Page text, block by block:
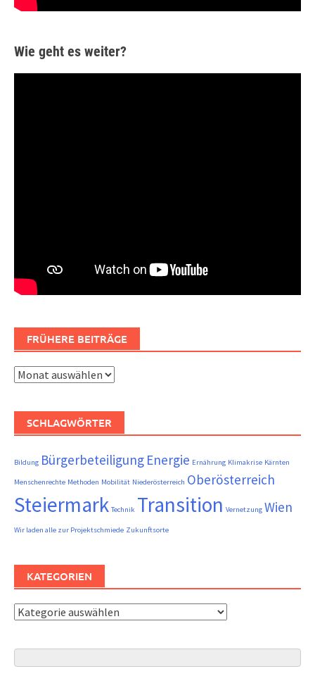
Wie geht es weiter?
FRÜHERE BEITRÄGE
Frühere
SCHLAGWÖRTER
Bildung Bürgerbeteiligung Energie Ernährung Klimakrise Kärnten
Menschenrechte Methoden Mobilität Niederösterreich Oberösterreich
Steiermark Technik Transition Vernetzung Wien
Wir laden alle zur Projektschmiede Zukunftsorte
KATEGORIEN
Kategorien